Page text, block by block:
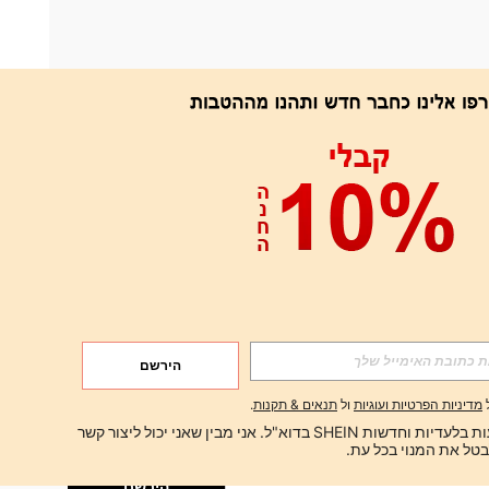
אפליקציה
הירשם
הירשם
הירשם
מדיניות הפרטיות ועוגיות ול תנאים & תקנות.
ברצוני לקבל הצעות בלעדיות וחדשות SHEIN בדוא"ל. אני מבין שאני יכול ליצור קשר